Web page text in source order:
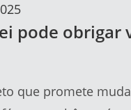
pode obrigar
que promete